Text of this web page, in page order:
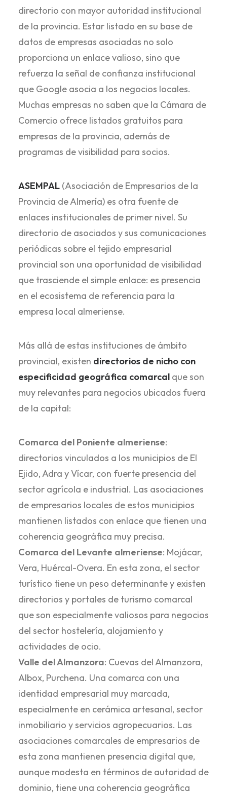
directorio con mayor autoridad institucional
de la provincia. Estar listado en su base de
datos de empresas asociadas no solo
proporciona un enlace valioso, sino que
refuerza la señal de confianza institucional
que Google asocia a los negocios locales.
Muchas empresas no saben que la Cámara de
Comercio ofrece listados gratuitos para
empresas de la provincia, además de
programas de visibilidad para socios.
ASEMPAL (Asociación de Empresarios de la
Provincia de Almería) es otra fuente de
enlaces institucionales de primer nivel. Su
directorio de asociados y sus comunicaciones
periódicas sobre el tejido empresarial
provincial son una oportunidad de visibilidad
que trasciende el simple enlace: es presencia
en el ecosistema de referencia para la
empresa local almeriense.
Más allá de estas instituciones de ámbito
provincial, existen directorios de nicho con
especificidad geográfica comarcal que son
muy relevantes para negocios ubicados fuera
de la capital:
Comarca del Poniente almeriense:
directorios vinculados a los municipios de El
Ejido, Adra y Vícar, con fuerte presencia del
sector agrícola e industrial. Las asociaciones
de empresarios locales de estos municipios
mantienen listados con enlace que tienen una
coherencia geográfica muy precisa.
Comarca del Levante almeriense: Mojácar,
Vera, Huércal-Overa. En esta zona, el sector
turístico tiene un peso determinante y existen
directorios y portales de turismo comarcal
que son especialmente valiosos para negocios
del sector hostelería, alojamiento y
actividades de ocio.
Valle del Almanzora: Cuevas del Almanzora,
Albox, Purchena. Una comarca con una
identidad empresarial muy marcada,
especialmente en cerámica artesanal, sector
inmobiliario y servicios agropecuarios. Las
asociaciones comarcales de empresarios de
esta zona mantienen presencia digital que,
aunque modesta en términos de autoridad de
dominio, tiene una coherencia geográfica